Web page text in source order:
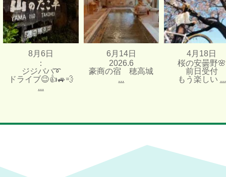
8月 6 日
364
8月6日
：
ジジババ➰
ドライブ😉👍🚙💨
...
6月 14 日
3071 16
6月14日
2026.6
豪商の宿 穂高城
...
4月 18 日
0 11
4月18日
桜の安曇野🌸
前日受付
もう楽しい ...